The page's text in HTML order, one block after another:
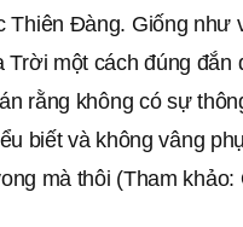
Thiên Đàng. Giống như
một cách đúng đắn
rằng không có sự
biết và không vâng
mà thôi (Tham khảo: